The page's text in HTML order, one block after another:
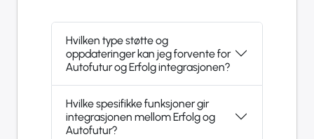
Hvilken type støtte og
oppdateringer kan jeg forvente for
Autofutur og Erfolg integrasjonen?
Hvilke spesifikke funksjoner gir
integrasjonen mellom Erfolg og
Autofutur?